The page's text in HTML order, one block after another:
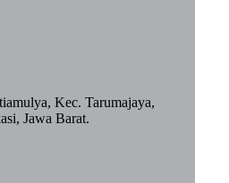
Kec. Tarumajaya,
Jawa Barat.